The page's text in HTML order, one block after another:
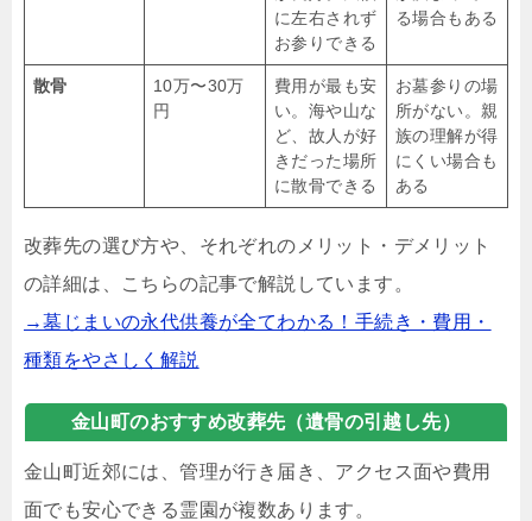
に左右されず
お参りできる
る場合もある
散骨
10万〜30万
円
費用が最も安
い。海や山な
ど、故人が好
きだった場所
に散骨できる
お墓参りの場
所がない。親
族の理解が得
にくい場合も
ある
改葬先の選び方や、それぞれのメリット・デメリット
の詳細は、こちらの記事で解説しています。
→墓じまいの永代供養が全てわかる！手続き・費用・
種類をやさしく解説
金山町のおすすめ改葬先（遺骨の引越し先）
金山町近郊には、管理が行き届き、アクセス面や費用
面でも安心できる霊園が複数あります。